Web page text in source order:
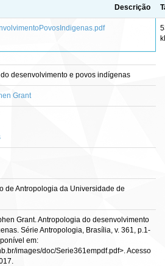
Descrição
desenvolvimento e povos indígenas
Grant
de Antropologia da Universidade de
Grant. Antropologia do desenvolvimento
Série Antropologia, Brasília, v. 361, p.1-
em:
images/doc/Serie361empdf.pdf>. Acesso